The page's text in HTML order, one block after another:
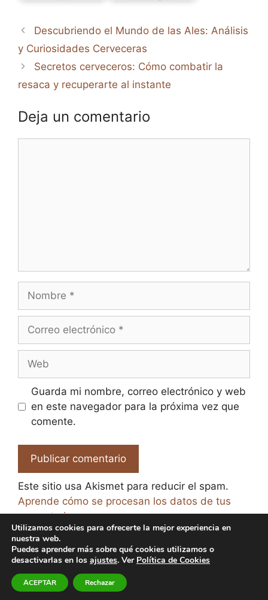
Descubriendo el Mundo de las Ales: Análisis
y Curiosidades Cerveceras
Secretos cerveceros: Cómo combatir la
resaca y recuperarte al instante
Deja un comentario
Nombre
Correo
Web
Guarda mi nombre, correo electrónico y web
en este navegador para la próxima vez que
comente.
Este sitio usa Akismet para reducir el spam.
Aprende cómo se procesan los datos de tus
comentarios.
© 2026 El Paraíso de la Cerveza -
de Privacidad -Política de Cookies
Utilizamos cookies para ofrecerte la mejor experiencia en
nuestra web.
Puedes aprender más sobre qué cookies utilizamos o
desactivarlas en los ajustes. Ver Política de Cookies
ACEPTAR Rechazar